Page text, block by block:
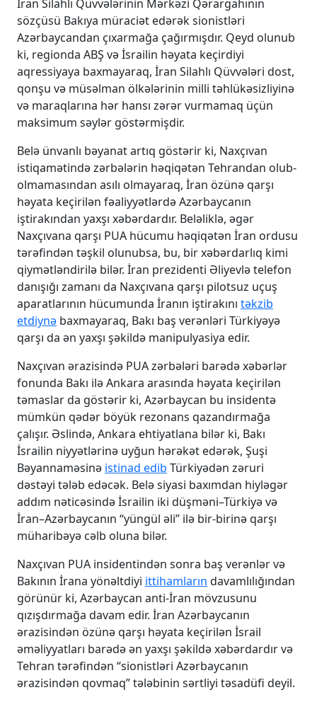
İran Silahlı Qüvvələrinin Mərkəzi Qərargahının
sözçüsü Bakıya müraciət edərək sionistləri
Azərbaycandan çıxarmağa çağırmışdır. Qeyd olunub
ki, regionda ABŞ və İsrailin həyata keçirdiyi
aqressiyaya baxmayaraq, İran Silahlı Qüvvələri dost,
qonşu və müsəlman ölkələrinin milli təhlükəsizliyinə
və maraqlarına hər hansı zərər vurmamaq üçün
maksimum səylər göstərmişdir.
Belə ünvanlı bəyanat artıq göstərir ki, Naxçıvan
istiqamətində zərbələrin həqiqətən Tehrandan olub-
olmamasından asılı olmayaraq, İran özünə qarşı
həyata keçirilən fəaliyyətlərdə Azərbaycanın
iştirakından yaxşı xəbərdardır. Beləliklə, əgər
Naxçıvana qarşı PUA hücumu həqiqətən İran ordusu
tərəfindən təşkil olunubsa, bu, bir xəbərdarlıq kimi
qiymətləndirilə bilər. İran prezidenti Əliyevlə telefon
danışığı zamanı da Naxçıvana qarşı pilotsuz uçuş
aparatlarının hücumunda İranın iştirakını təkzib
etdiynə baxmayaraq, Bakı baş verənləri Türkiyəyə
qarşı da ən yaxşı şəkildə manipulyasiya edir.
Naxçıvan ərazisində PUA zərbələri barədə xəbərlər
fonunda Bakı ilə Ankara arasında həyata keçirilən
təmaslar da göstərir ki, Azərbaycan bu insidentə
mümkün qədər böyük rezonans qazandırmağa
çalışır. Əslində, Ankara ehtiyatlana bilər ki, Bakı
İsrailin niyyətlərinə uyğun hərəkət edərək, Şuşi
Bəyannaməsinə istinad edib Türkiyədən zəruri
dəstəyi tələb edəcək. Belə siyasi baxımdan hiyləgər
addım nəticəsində İsrailin iki düşməni–Türkiyə və
İran–Azərbaycanın “yüngül əli” ilə bir-birinə qarşı
müharibəyə cəlb oluna bilər.
Naxçıvan PUA insidentindən sonra baş verənlər və
Bakının İrana yönəltdiyi ittihamların davamlılığından
görünür ki, Azərbaycan anti-İran mövzusunu
qızışdırmağa davam edir. İran Azərbaycanın
ərazisindən özünə qarşı həyata keçirilən İsrail
əməliyyatları barədə ən yaxşı şəkildə xəbərdardır və
Tehran tərəfindən “sionistləri Azərbaycanın
ərazisindən qovmaq” tələbinin sərtliyi təsadüfi deyil.